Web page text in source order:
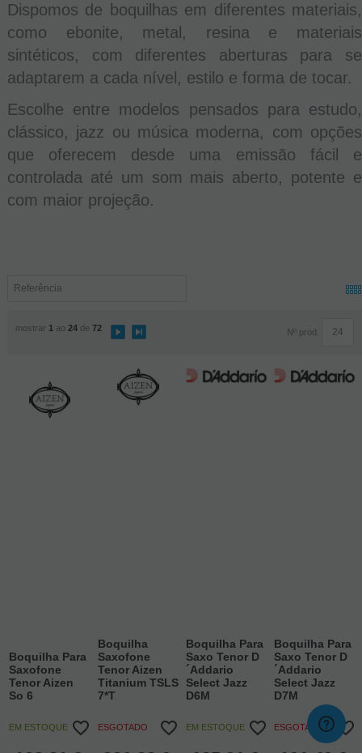
Dispomos de boquilhas em diferentes materiais,
como ebonite, metal, resina e materiais
sintéticos, com diferentes aberturas para se
adaptarem a cada nível, estilo e forma de tocar.
Escolhe entre modelos pensados para estudo,
clássico, jazz ou música moderna, com opções
que oferecem desde uma emissão fácil e
controlada até um som mais aberto, potente e
com maior projeção.
mostrar 1 ao 24de 72 Nº prod.
Boquilha Para
Saxofone
Tenor Aizen
So 6
EM ESTOQUE
Boquilha
Saxofone
Tenor Aizen
Titanium TSLS
7*T
ESGOTADO
Boquilha Para
Saxo Tenor D
´Addario
Select Jazz
D6M
EM ESTOQUE
Boquilha Para
Saxo Tenor D
´Addario
Select Jazz
D7M
ESGOTADO